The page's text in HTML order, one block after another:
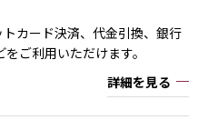
カード決済、代金引換、銀行
ご利用いただけます。
詳細を見る